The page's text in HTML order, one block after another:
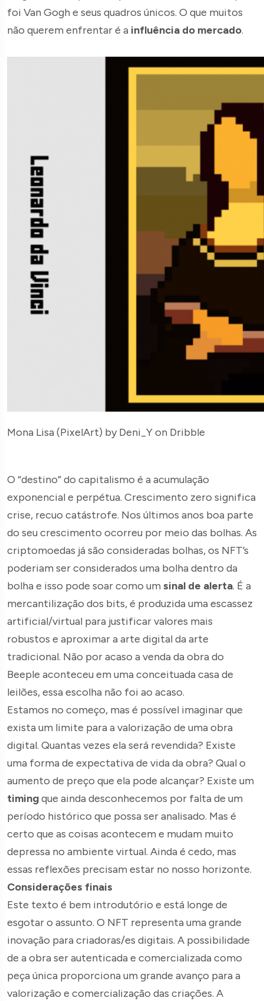
foi Van Gogh e seus quadros únicos. O que muitos
não querem enfrentar é a influência do mercado.
Mona Lisa (PixelArt) by Deni_Y on Dribble
O “destino” do capitalismo é a acumulação
exponencial e perpétua. Crescimento zero significa
crise, recuo catástrofe. Nos últimos anos boa parte
do seu crescimento ocorreu por meio das bolhas. As
criptomoedas já são consideradas bolhas, os NFT’s
poderiam ser considerados uma bolha dentro da
bolha e isso pode soar como um sinal de alerta. É a
mercantilização dos bits, é produzida uma escassez
artificial/virtual para justificar valores mais
robustos e aproximar a arte digital da arte
tradicional. Não por acaso a venda da obra do
Beeple aconteceu em uma conceituada casa de
leilões, essa escolha não foi ao acaso.
Estamos no começo, mas é possível imaginar que
exista um limite para a valorização de uma obra
digital. Quantas vezes ela será revendida? Existe
uma forma de expectativa de vida da obra? Qual o
aumento de preço que ela pode alcançar? Existe um
timingque ainda desconhecemos por falta de um
período histórico que possa ser analisado. Mas é
certo que as coisas acontecem e mudam muito
depressa no ambiente virtual. Ainda é cedo, mas
essas reflexões precisam estar no nosso horizonte.
Considerações finais
Este texto é bem introdutório e está longe de
esgotar o assunto. O NFT representa uma grande
inovação para criadoras/es digitais. A possibilidade
de a obra ser autenticada e comercializada como
peça única proporciona um grande avanço para a
valorização e comercialização das criações. A